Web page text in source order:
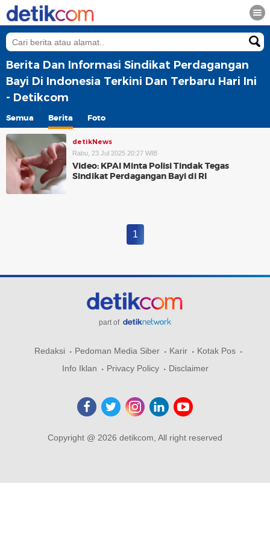
Berita Dan Informasi Sindikat Perdagangan
Bayi Di Indonesia Terkini Dan Terbaru Hari Ini
- Detikcom
Semua Berita Foto
detikNews
Rabu, 23 Jul 2025 20:27 WIB
Video: KPAI Minta Polisi Tindak Tegas
Sindikat Perdagangan Bayi di RI
1
part of
Redaksi Pedoman Media Siber Karir
Kotak Pos
Info Iklan
Privacy Policy Disclaimer
Copyright @ 2026 detikcom, All right reserved